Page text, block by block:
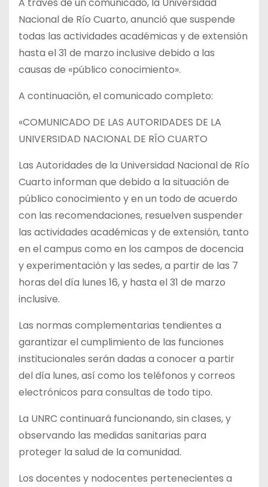
Nacional de Río Cuarto, anunció que suspende
todas las actividades académicas y de extensión
hasta el 31 de marzo inclusive debido a las
causas de «público conocimiento».
A continuación, el comunicado completo:
«COMUNICADO DE LAS AUTORIDADES DE LA
UNIVERSIDAD NACIONAL DE RÍO CUARTO
Las Autoridades de la Universidad Nacional de Río
Cuarto informan que debido a la situación de
público conocimiento y en un todo de acuerdo
con las recomendaciones, resuelven suspender
las actividades académicas y de extensión, tanto
en el campus como en los campos de docencia
y experimentación y las sedes, a partir de las 7
horas del día lunes 16, y hasta el 31 de marzo
inclusive.
Las normas complementarias tendientes a
garantizar el cumplimiento de las funciones
institucionales serán dadas a conocer a partir
del día lunes, así como los teléfonos y correos
electrónicos para consultas de todo tipo.
La UNRC continuará funcionando, sin clases, y
observando las medidas sanitarias para
proteger la salud de la comunidad.
Los docentes y nodocentes pertenecientes a